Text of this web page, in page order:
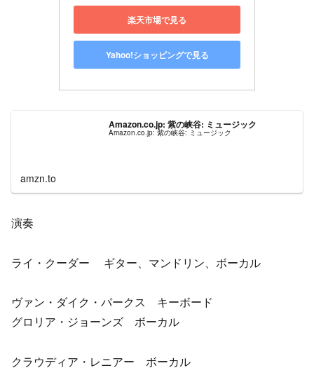
楽天市場で見る
Yahoo!ショッピングで見る
Amazon.co.jp: 紫の峡谷: ミュージック
Amazon.co.jp: 紫の峡谷: ミュージック
amzn.to
演奏
ライ・クーダー ギター、マンドリン、ボーカル
ヴァン・ダイク・パークス キーボード
グロリア・ジョーンズ ボーカル
クラウディア・レニアー ボーカル